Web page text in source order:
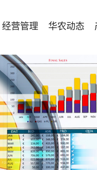
经营管理 华农动态